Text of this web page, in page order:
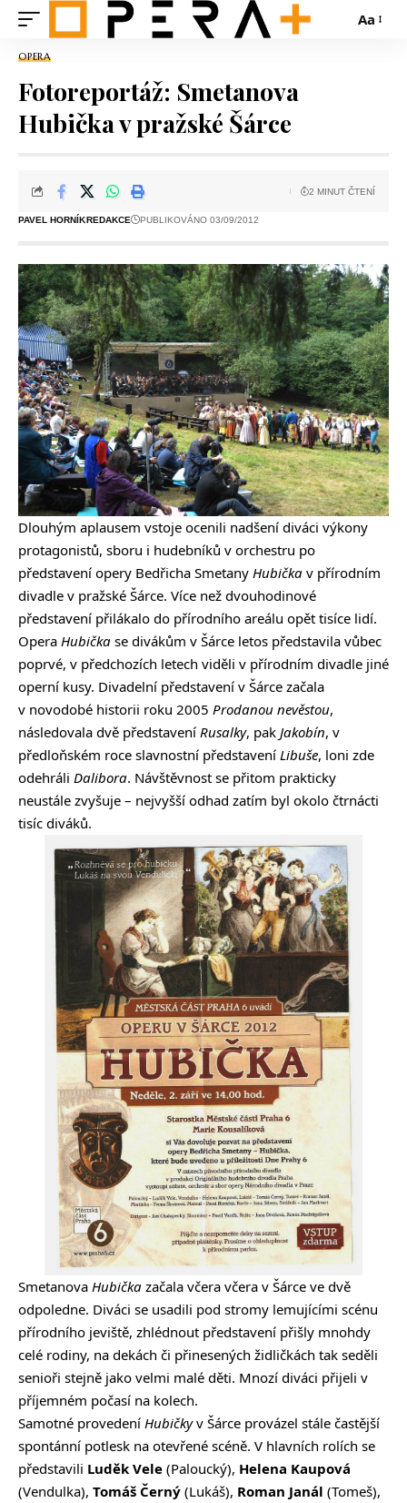
Aa
OPERA
Fotoreportáž: Smetanova
Hubička v pražské Šárce
PAVEL HORNÍKREDAKCE PUBLIKOVÁNO 03/09/2012
2 MINUT ČTENÍ
Dlouhým aplausem vstoje ocenili nadšení diváci výkony
protagonistů, sboru i hudebníků v orchestru po
představení opery Bedřicha Smetany Hubička v přírodním
divadle v pražské Šárce. Více než dvouhodinové
představení přilákalo do přírodního areálu opět tisíce lidí.
Opera Hubička se divákům v Šárce letos představila vůbec
poprvé, v předchozích letech viděli v přírodním divadle jiné
operní kusy. Divadelní představení v Šárce začala
v novodobé historii roku 2005 Prodanou nevěstou,
následovala dvě představení Rusalky, pak Jakobín, v
předloňském roce slavnostní představení Libuše, loni zde
odehráli Dalibora. Návštěvnost se přitom prakticky
neustále zvyšuje – nejvyšší odhad zatím byl okolo čtrnácti
tisíc diváků.
Smetanova Hubička začala včera včera v Šárce ve dvě
odpoledne. Diváci se usadili pod stromy lemujícími scénu
přírodního jeviště, zhlédnout představení přišly mnohdy
celé rodiny, na dekách či přinesených židličkách tak seděli
senioři stejně jako velmi malé děti. Mnozí diváci přijeli v
příjemném počasí na kolech.
Samotné provedení Hubičkyv Šárce provázel stále častější
spontánní potlesk na otevřené scéně. V hlavních rolích se
představili Luděk Vele (Paloucký), Helena Kaupová
(Vendulka), Tomáš Černý (Lukáš), Roman Janál (Tomeš),